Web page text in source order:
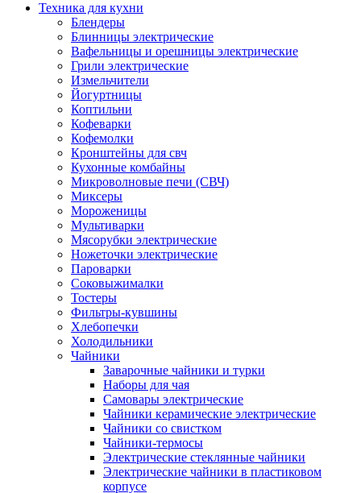
Техника для кухни
Блендеры
Блинницы электрические
Вафельницы и орешницы электрические
Грили электрические
Измельчители
Йогуртницы
Коптильни
Кофеварки
Кофемолки
Кронштейны для свч
Кухонные комбайны
Микроволновые печи (СВЧ)
Миксеры
Мороженицы
Мультиварки
Мясорубки электрические
Ножеточки электрические
Пароварки
Соковыжималки
Тостеры
Фильтры-кувшины
Хлебопечки
Холодильники
Чайники
Заварочные чайники и турки
Наборы для чая
Самовары электрические
Чайники керамические электрические
Чайники со свистком
Чайники-термосы
Электрические стеклянные чайники
Электрические чайники в пластиковом
корпусе